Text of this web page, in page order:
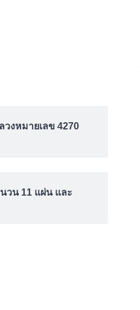
วงหมายเลข 4270
วน 11 แผ่น และ